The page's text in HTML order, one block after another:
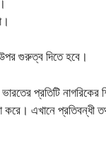
উপর গুরুত্ব দিতে হবে।
প্রতিটি নাগরিকের
করে। এখানে প্রতিবন্ধী